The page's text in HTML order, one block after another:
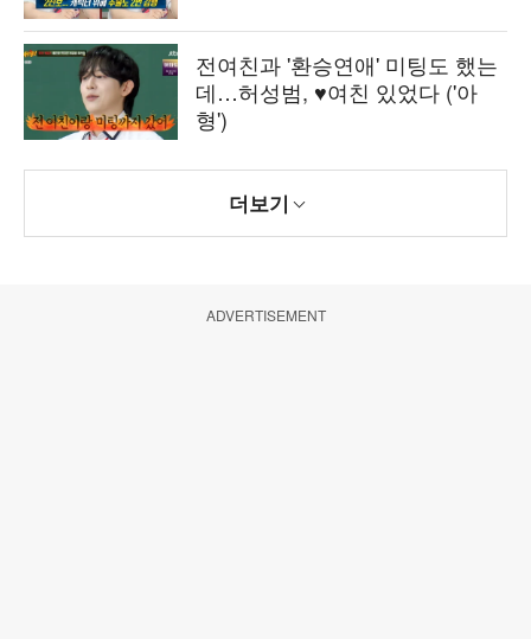
전여친과 '환승연애' 미팅도 했는
데…허성범, ♥여친 있었다 ('아
형')
더보기
ADVERTISEMENT